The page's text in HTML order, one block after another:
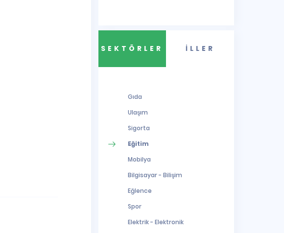
SEKTÖRLER İLLER
Gıda
Ulaşım
Sigorta
Eğitim
Mobilya
Bilgisayar - Bilişim
Eğlence
Spor
Elektrik - Elektronik